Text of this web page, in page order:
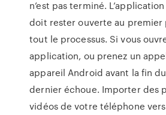
n’est pas terminé.
doit rester ouverte au premier
tout le processus. Si vous
application, ou prenez un
appareil Android avant la fin
dernier échoue. Importer des
vidéos de votre téléphone